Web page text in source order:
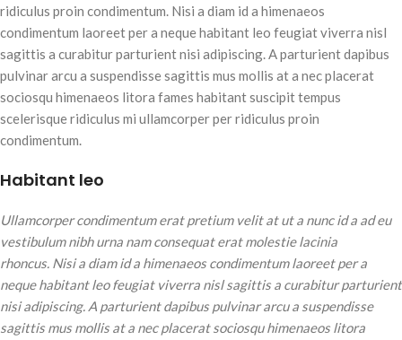
ridiculus proin condimentum. Nisi a diam id a himenaeos
condimentum laoreet per a neque habitant leo feugiat viverra nisl
sagittis a curabitur parturient nisi adipiscing. A parturient dapibus
pulvinar arcu a suspendisse sagittis mus mollis at a nec placerat
sociosqu himenaeos litora fames habitant suscipit tempus
scelerisque ridiculus mi ullamcorper per ridiculus proin
condimentum.
Habitant leo
Ullamcorper condimentum erat pretium velit at ut a nunc id a ad eu
vestibulum nibh urna nam consequat erat molestie lacinia
rhoncus. Nisi a diam id a himenaeos condimentum laoreet per a
neque habitant leo feugiat viverra nisl sagittis a curabitur parturient
nisi adipiscing. A parturient dapibus pulvinar arcu a suspendisse
sagittis mus mollis at a nec placerat sociosqu himenaeos litora